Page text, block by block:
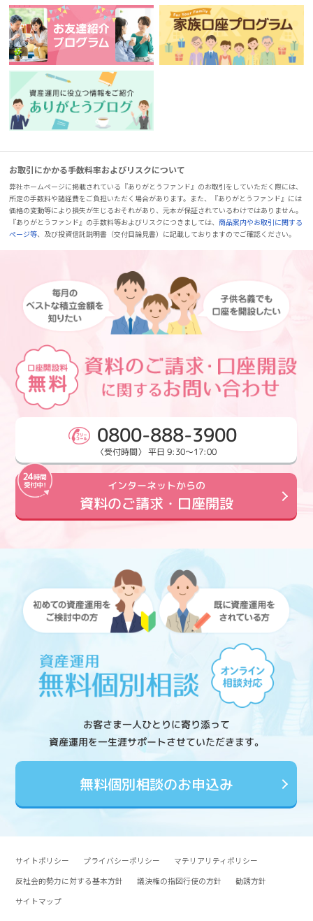
お取引にかかる手数料率およびリスクについて
弊社ホームページに掲載されている『ありがとうファンド』のお取引をしていただく際には、
所定の手数料や諸経費をご負担いただく場合があります。また、『ありがとうファンド』には
価格の変動等により損失が生じるおそれがあり、元本が保証されているわけではありません。
『ありがとうファンド』の手数料等およびリスクにつきましては、商品案内やお取引に関する
ページ等、及び投資信託説明書（交付目論見書）に記載しておりますのでご確認ください。
0800-888-3900
〈受付時間〉 平日 9:30～17:00
インターネットからの
資料のご請求・口座開設
お客さま一人ひとりに寄り添って
資産運用を一生涯サポートさせていただきます。
無料個別相談のお申込み
サイトポリシー プライバシーポリシー
マテリアリティポリシー
反社会的勢力に対する基本方針
議決権の指図行使の方針
勧誘方針
サイトマップ